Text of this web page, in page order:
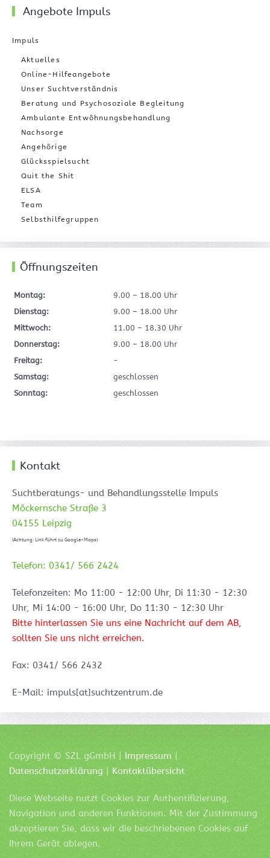
Angebote Impuls
Impuls
Aktuelles
Online-Hilfeangebote
Unser Suchtverständnis
Beratung und Psychosoziale Begleitung
Ambulante Entwöhnungsbehandlung
Nachsorge
Angehörige
Glücksspielsucht
Quit the Shit
ELSA
Team
Selbsthilfegruppen
Öffnungszeiten
Montag:
9.00 – 18.00 Uhr
Dienstag:
9.00 – 18.00 Uhr
Mittwoch:
11.00 – 18.30 Uhr
Donnerstag:
9.00 – 18.00 Uhr
Freitag:
-
Samstag:
geschlossen
Sonntag:
geschlossen
Kontakt
Suchtberatungs- und Behandlungsstelle Impuls
Möckernsche Straße 3
04155 Leipzig
(Achtung: Link führt zu Google-Maps)
Telefon: 0341/ 566 2424
Telefonzeiten: Mo 11:00 - 12:00 Uhr, Di 11:30 - 12:30
Uhr, Mi 14:00 - 16:00 Uhr, Do 11:30 - 12:30 Uhr
Bitte hinterlassen Sie uns eine Nachricht auf dem AB,
sollten Sie uns nicht erreichen.
Fax: 0341/ 566 2432
E-Mail: impuls[at]suchtzentrum.de
Copyright © SZL gGmbH | Impressum
Datenschutzerklärung
Kontaktübersicht
Diese Webseite nutzt Cookies zur Authentifizierung,
Navigation und anderen Funktionen. Mit der Zustimmung
akzeptieren Sie, dass wir die beschriebenen Cookies auf
Ihrem Gerät ablegen.